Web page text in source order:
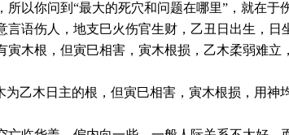
以你问到“最大的死穴和问题在哪里”，就在于
语伤人，地支巳火伤官生财，乙丑日出生，日
木根，但寅巳相害，寅木根损，乙木柔弱难立
乙木日主的根，但寅巳相害，寅木根损，用神